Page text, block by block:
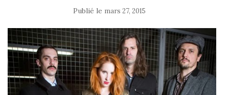
Publié le mars 27, 2015